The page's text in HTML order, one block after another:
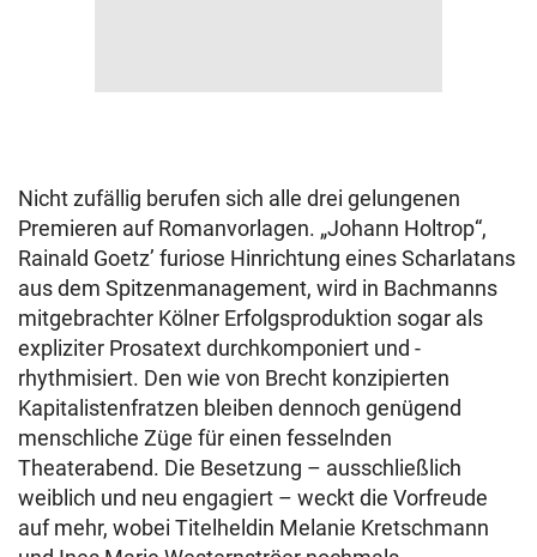
Nicht zufällig berufen sich alle drei gelungenen
Premieren auf Romanvorlagen. „Johann Holtrop“,
Rainald Goetz’ furiose Hinrichtung eines Scharlatans
aus dem Spitzenmanagement, wird in Bachmanns
mitgebrachter Kölner Erfolgsproduktion sogar als
expliziter Prosatext durchkomponiert und -
rhythmisiert. Den wie von Brecht konzipierten
Kapitalistenfratzen bleiben dennoch genügend
menschliche Züge für einen fesselnden
Theaterabend. Die Besetzung – ausschließlich
weiblich und neu engagiert – weckt die Vorfreude
auf mehr, wobei Titelheldin Melanie Kretschmann